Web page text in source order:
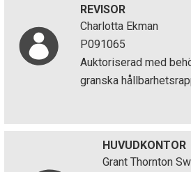
REVISOR
Charlotta Ekman
P091065
Auktoriserad med
granska
HUVUDKONTOR
Grant Thornton